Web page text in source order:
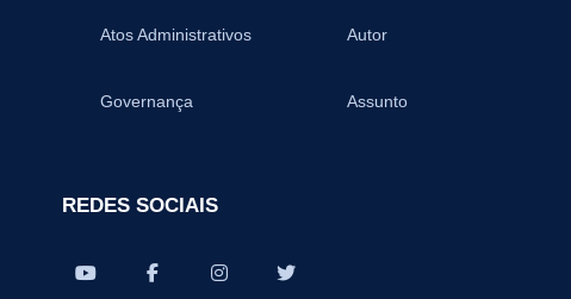
Atos Administrativos
Governança
Autor
Assunto
REDES SOCIAIS